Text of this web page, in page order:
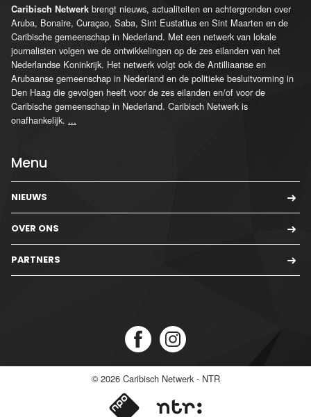
Caribisch Netwerk brengt nieuws, actualiteiten en achtergronden over
Aruba, Bonaire, Curaçao, Saba, Sint Eustatius en Sint Maarten en de
Caribische gemeenschap in Nederland. Met een netwerk van lokale
journalisten volgen we de ontwikkelingen op de zes eilanden van het
Nederlandse Koninkrijk. Het netwerk volgt ook de Antilliaanse en
Arubaanse gemeenschap in Nederland en de politieke besluitvorming in
Den Haag die gevolgen heeft voor de zes eilanden en/of voor de
Caribische gemeenschap in Nederland. Caribisch Netwerk is
onafhankelijk. ...
Menu
NIEUWS
OVER ONS
PARTNERS
© 2026 Caribisch Netwerk - NTR